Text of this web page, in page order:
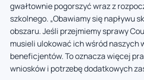
gwałtownie pogorszyć wraz z
szkolnego. „Obawiamy się napływu
obszaru. Jeśli przejmiemy sprawy
musieli ulokować ich wśród naszych
beneficjentów. To oznacza więcej
wniosków i potrzebę dodatkowych